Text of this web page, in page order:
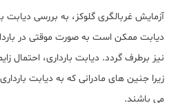
آزمایش غربالگری گلوکز، به بررسی دیابت
دیابت ممکن است به صورت موقتی در
نیز برطرف گردد. دیابت بارداری، احتمال
زیرا جنین های مادرانی که به دیابت
می باشند.